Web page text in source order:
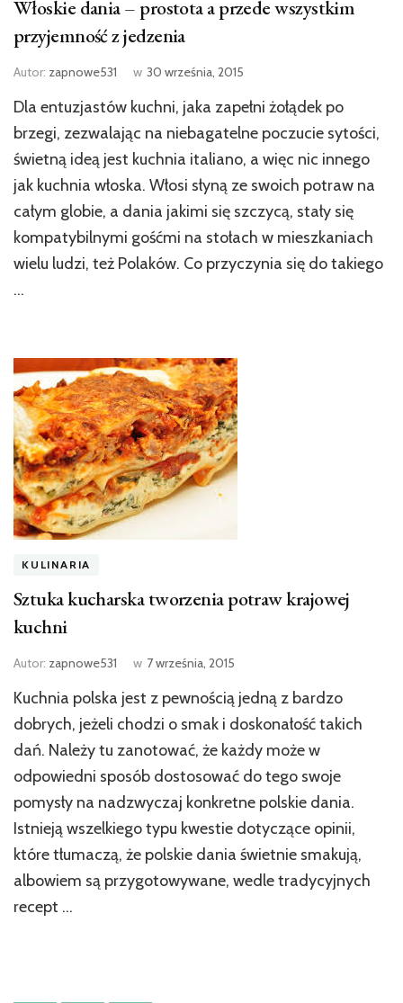
Włoskie dania – prostota a przede wszystkim
przyjemność z jedzenia
Autor: zapnowe531 w 30 września, 2015
Dla entuzjastów kuchni, jaka zapełni żołądek po
brzegi, zezwalając na niebagatelne poczucie sytości,
świetną ideą jest kuchnia italiano, a więc nic innego
jak kuchnia włoska. Włosi słyną ze swoich potraw na
całym globie, a dania jakimi się szczycą, stały się
kompatybilnymi gośćmi na stołach w mieszkaniach
wielu ludzi, też Polaków. Co przyczynia się do takiego
…
KULINARIA
Sztuka kucharska tworzenia potraw krajowej
kuchni
Autor: zapnowe531 w 7 września, 2015
Kuchnia polska jest z pewnością jedną z bardzo
dobrych, jeżeli chodzi o smak i doskonałość takich
dań. Należy tu zanotować, że każdy może w
odpowiedni sposób dostosować do tego swoje
pomysły na nadzwyczaj konkretne polskie dania.
Istnieją wszelkiego typu kwestie dotyczące opinii,
które tłumaczą, że polskie dania świetnie smakują,
albowiem są przygotowywane, wedle tradycyjnych
recept …